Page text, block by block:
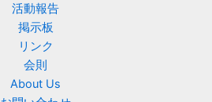
活動報告
掲示板
リンク
会則
About Us